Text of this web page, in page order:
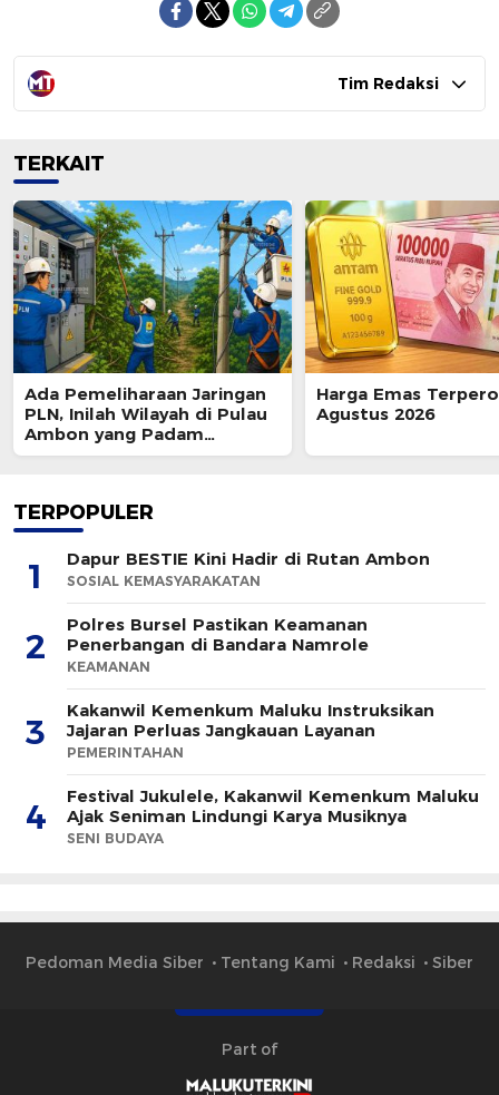
Tim Redaksi
TERKAIT
Ada Pemeliharaan Jaringan
PLN, Inilah Wilayah di Pulau
Ambon yang Padam
Sementara 8 Agustus 2026
Harga Emas
Agustus 2026
TERPOPULER
1 Dapur BESTIE Kini Hadir di Rutan Ambon
SOSIAL KEMASYARAKATAN
2
Polres Bursel Pastikan Keamanan
Penerbangan di Bandara Namrole
KEAMANAN
3
Kakanwil Kemenkum Maluku Instruksikan
Jajaran Perluas Jangkauan Layanan
PEMERINTAHAN
4
Festival Jukulele, Kakanwil Kemenkum Maluku
Ajak Seniman Lindungi Karya Musiknya
SENI BUDAYA
Pedoman Media Siber Tentang Kami Redaksi Siber
Part of